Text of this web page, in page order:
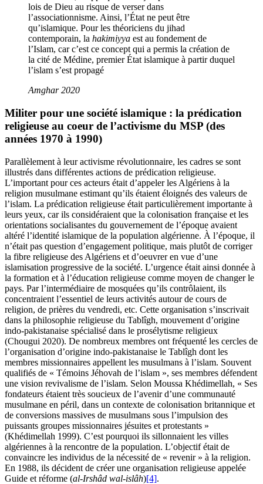
lois de Dieu au risque de verser dans
l’associationnisme. Ainsi, l’État ne peut être
qu’islamique. Pour les théoriciens du jihad
contemporain, la hakimiyya est au fondement de
l’Islam, car c’est ce concept qui a permis la création de
la cité de Médine, premier État islamique à partir duquel
l’islam s’est propagé
Amghar 2020
Militer pour une société islamique : la prédication
religieuse au coeur de l’activisme du MSP (des
années 1970 à 1990)
Parallèlement à leur activisme révolutionnaire, les cadres se sont
illustrés dans différentes actions de prédication religieuse.
L’important pour ces acteurs était d’appeler les Algériens à la
religion musulmane estimant qu’ils étaient éloignés des valeurs de
l’islam. La prédication religieuse était particulièrement importante à
leurs yeux, car ils considéraient que la colonisation française et les
orientations socialisantes du gouvernement de l’époque avaient
altéré l’identité islamique de la population algérienne. À l’époque, il
n’était pas question d’engagement politique, mais plutôt de corriger
la fibre religieuse des Algériens et d’oeuvrer en vue d’une
islamisation progressive de la société. L’urgence était ainsi donnée à
la formation et à l’éducation religieuse comme moyen de changer le
pays. Par l’intermédiaire de mosquées qu’ils contrôlaient, ils
concentraient l’essentiel de leurs activités autour de cours de
religion, de prières du vendredi, etc. Cette organisation s’inscrivait
dans la philosophie religieuse du Tablîgh, mouvement d’origine
indo-pakistanaise spécialisé dans le prosélytisme religieux
(Chougui 2020). De nombreux membres ont fréquenté les cercles de
l’organisation d’origine indo-pakistanaise le Tablîgh dont les
membres missionnaires appellent les musulmans à l’islam. Souvent
qualifiés de « Témoins Jéhovah de l’islam », ses membres défendent
une vision revivalisme de l’islam. Selon Moussa Khédimellah, « Ses
fondateurs étaient très soucieux de l’avenir d’une communauté
musulmane en péril, dans un contexte de colonisation britannique et
de conversions massives de musulmans sous l’impulsion des
puissants groupes missionnaires jésuites et protestants »
(Khédimellah 1999). C’est pourquoi ils sillonnaient les villes
algériennes à la rencontre de la population. L’objectif était de
convaincre les individus de la nécessité de « revenir » à la religion.
En 1988, ils décident de créer une organisation religieuse appelée
Guide et réforme (al-Irshâd wal-islâh)[4].